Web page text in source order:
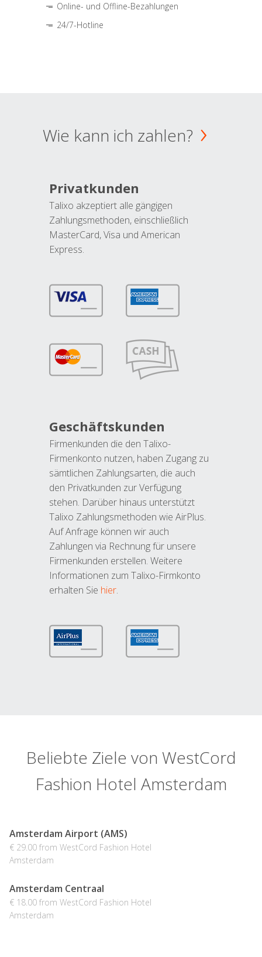
Online- und Offline-Bezahlungen
24/7-Hotline
Wie kann ich zahlen?
Privatkunden
Talixo akzeptiert alle gängigen
Zahlungsmethoden, einschließlich
MasterCard, Visa und American
Express.
Geschäftskunden
Firmenkunden die den Talixo-
Firmenkonto nutzen, haben Zugang zu
sämtlichen Zahlungsarten, die auch
den Privatkunden zur Verfügung
stehen. Darüber hinaus unterstützt
Talixo Zahlungsmethoden wie AirPlus.
Auf Anfrage können wir auch
Zahlungen via Rechnung für unsere
Firmenkunden erstellen. Weitere
Informationen zum Talixo-Firmkonto
erhalten Sie hier.
Beliebte Ziele von WestCord
Fashion Hotel Amsterdam
Amsterdam Airport (AMS)
€ 29.00 from WestCord Fashion Hotel
Amsterdam
Amsterdam Centraal
€ 18.00 from WestCord Fashion Hotel
Amsterdam